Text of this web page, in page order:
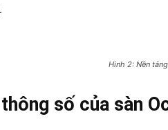
Hình 2: Nền
số của sàn